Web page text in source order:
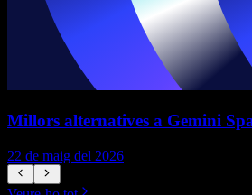
Millors alternatives a Gemini
22 de maig del 2026